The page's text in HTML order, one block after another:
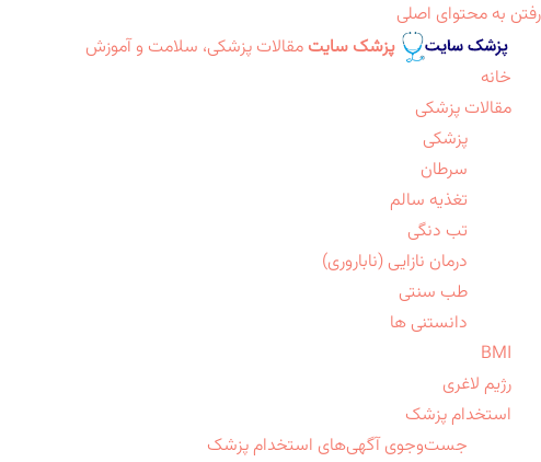
رفتن به محتوای اصلی
پزشک سایت مقالات پزشکی، سلامت و آموزش
خانه
مقالات پزشکی
پزشکی
سرطان
تغذیه سالم
تب دنگی
درمان نازایی (ناباروری)
طب سنتی
دانستنی ها
BMI
رژیم لاغری
استخدام پزشک
جست‌وجوی آگهی‌های استخدام پزشک